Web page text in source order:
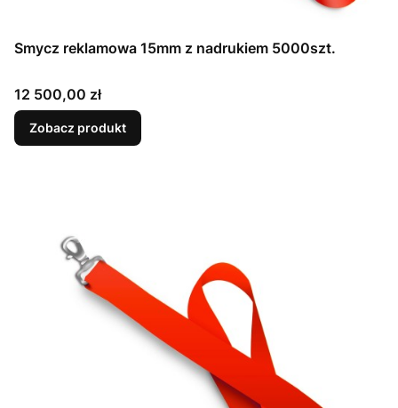
Smycz reklamowa 15mm z nadrukiem 5000szt.
Cena
12 500,00 zł
Zobacz produkt